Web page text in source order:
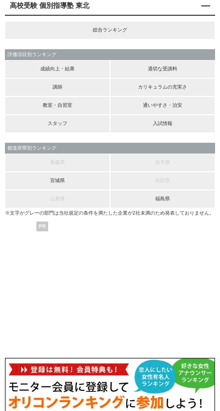
高校受験 個別指導塾 東北
総合ランキング
評価項目別ランキング
成績向上・結果 適切な受講料
講師 カリキュラムの充実さ
教室・自習室 通いやすさ・治安
スタッフ 入試情報
都道府県別ランキング
青森県 岩手県
宮城県 秋田県
山形県 福島県
※文字がグレーの部門は当社規定の条件を満たした企業が2社未満のため発表しておりません。
PR